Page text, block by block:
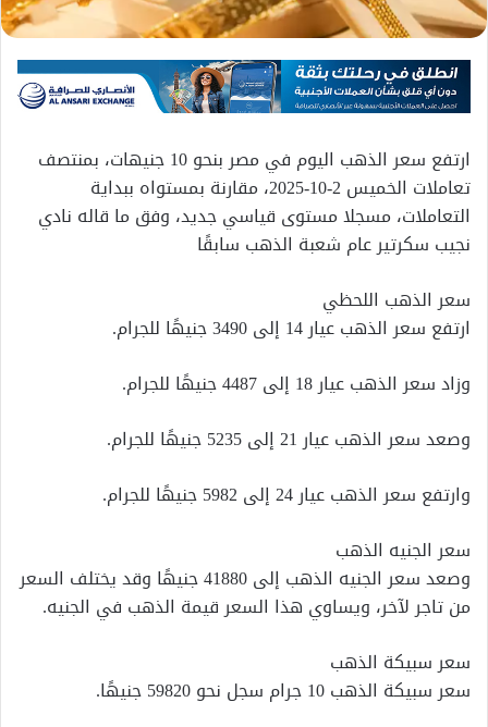
ارتفع سعر الذهب اليوم في مصر بنحو 10 جنيهات، بمنتصف
تعاملات الخميس 2-10-2025، مقارنة بمستواه ببداية
التعاملات، مسجلا مستوى قياسي جديد، وفق ما قاله نادي
نجيب سكرتير عام شعبة الذهب سابقًا
سعر الذهب اللحظي
ارتفع سعر الذهب عيار 14 إلى 3490 جنيهًا للجرام.
وزاد سعر الذهب عيار 18 إلى 4487 جنيهًا للجرام.
وصعد سعر الذهب عيار 21 إلى 5235 جنيهًا للجرام.
وارتفع سعر الذهب عيار 24 إلى 5982 جنيهًا للجرام.
سعر الجنيه الذهب
وصعد سعر الجنيه الذهب إلى 41880 جنيهًا وقد يختلف السعر
من تاجر لآخر، ويساوي هذا السعر قيمة الذهب في الجنيه.
سعر سبيكة الذهب
سعر سبيكة الذهب 10 جرام سجل نحو 59820 جنيهًا.